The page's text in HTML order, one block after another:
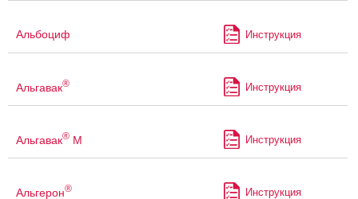
Альбоциф Инструкция
Альгавак® Инструкция
Альгавак® М Инструкция
Альгерон® Инструкция